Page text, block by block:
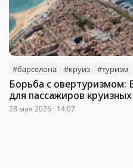
#барселона #круиз #туризм
Борьба с овертуризмом:
для пассажиров
28 мая 2026 · 14:07